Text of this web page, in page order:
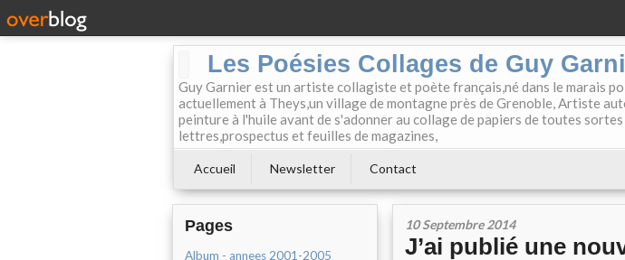
Les Poésies Collages de Guy
Guy Garnier est un artiste collagiste et poète français,né dans le marais
actuellement à Theys,un village de montagne près de Grenoble, Artiste
peinture à l'huile avant de s'adonner au collage de papiers de toutes
lettres,prospectus et feuilles de magazines,
Accueil Newsletter Contact
Pages
Album - annees 2001-2005
10 Septembre 2014
J’ai publié une